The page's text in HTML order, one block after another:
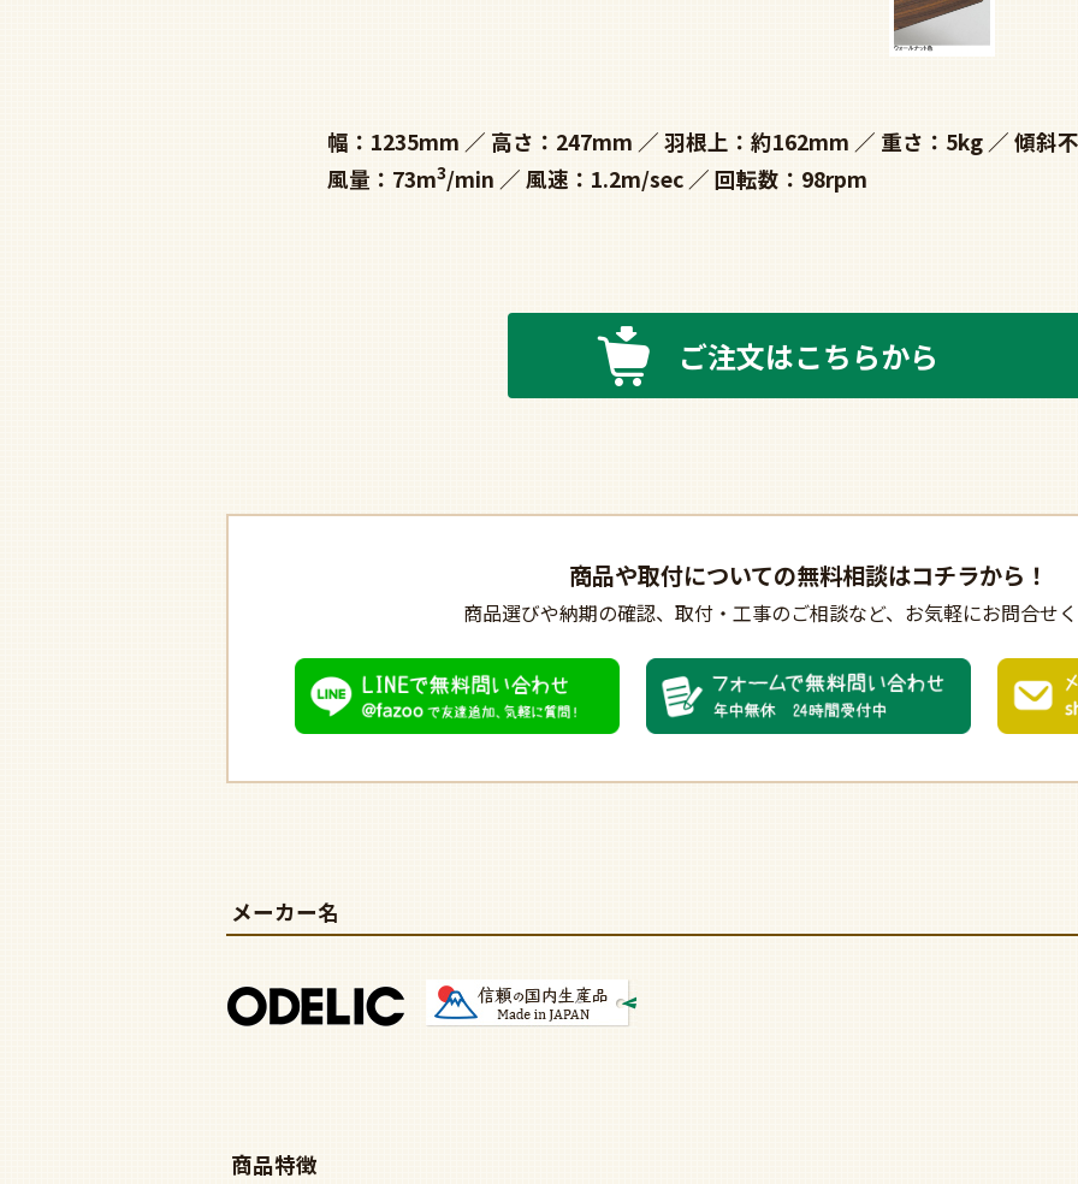
幅：1235mm 高さ：247mm 羽根上：約162mm 重さ：5kg
傾斜
風量：73m3/min 風速：1.2m/sec 回転数：98rpm
ご注文はこちらから
商品や取付についての無料相談はコチラから！
商品選びや納期の確認、 取付・工事のご相談など、 お気軽にお問合せ
メーカー名
商品特徴